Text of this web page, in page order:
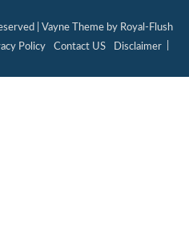
| Vayne Theme by Royal-Flush
Policy
Contact US Disclaimer